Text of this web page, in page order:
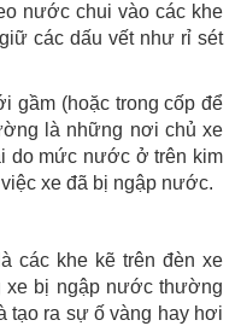
nước chui vào các khe
các dấu vết như rỉ sét
gầm (hoặc trong cốp để
là những nơi chủ xe
do mức nước ở trên kim
xe đã bị ngập nước.
các khe kẽ trên đèn xe
xe bị ngập nước thường
tạo ra sự ố vàng hay hơi